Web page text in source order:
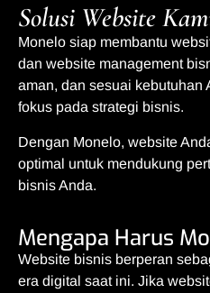
Solusi Website
Monelo siap membantu
dan website management
aman, dan sesuai kebutuhan
fokus pada strategi bisnis.
Dengan Monelo, website
optimal untuk mendukung
bisnis Anda.
Mengapa Harus
Website bisnis berperan
era digital saat ini. Jika